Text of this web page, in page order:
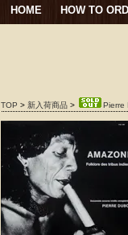
HOME HOW TO
TOP > 新入荷商品 > Pierre